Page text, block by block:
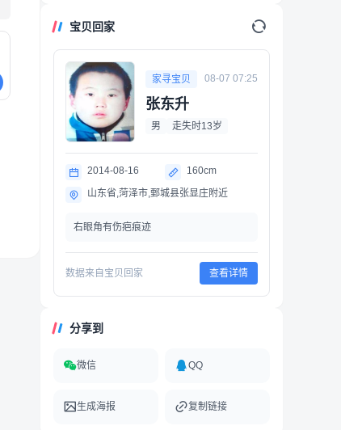
宝贝回家
家寻宝贝 08-07 07:25
张东升
男 走失时13岁
2014-08-16
160cm
山东省,菏泽市,鄄城县张显庄附近
右眼角有伤疤痕迹
数据来自宝贝回家 查看详情
分享到
微信 QQ
生成海报 复制链接